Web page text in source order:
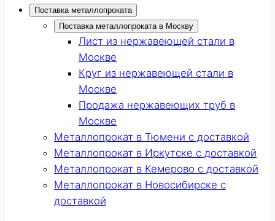
Поставка металлопроката
Поставка металлопроката в Москву
Лист из нержавеющей стали в
Москве
Круг из нержавеющей стали в
Москве
Продажа нержавеющих труб в
Москве
Металлопрокат в Тюмени с доставкой
Металлопрокат в Иркутске с доставкой
Металлопрокат в Кемерово с доставкой
Металлопрокат в Новосибирске с
доставкой